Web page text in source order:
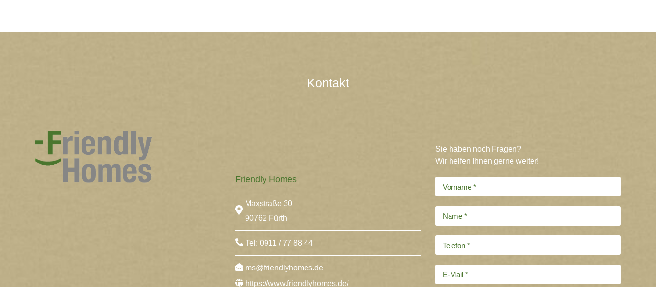
Kontakt
Friendly Homes
Maxstraße 30
90762 Fürth
Tel: 0911 / 77 88 44
ms@friendlyhomes.de
https://www.friendlyhomes.de/
Sie haben noch Fragen?
Wir helfen Ihnen gerne weiter!